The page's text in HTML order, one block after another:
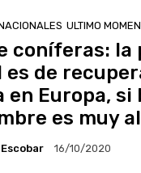
ULTIMO
coníferas: la
es de
en Europa, si
es muy
16/10/2020